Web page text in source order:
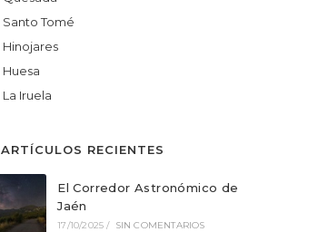
Santo Tomé
Hinojares
Huesa
La Iruela
ARTÍCULOS RECIENTES
El Corredor Astronómico de
Jaén
17/10/2025 / SIN COMENTARIOS